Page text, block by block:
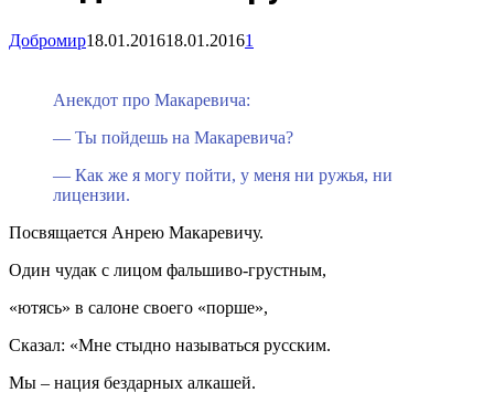
Добромир18.01.201618.01.20161
Анекдот про Макаревича:
— Ты пойдешь на Макаревича?
— Как же я могу пойти, у меня ни ружья, ни
лицензии.
Посвящается Анрею Макаревичу.
Один чудак с лицом фальшиво-грустным,
«ютясь» в салоне своего «порше»,
Сказал: «Мне стыдно называться русским.
Мы – нация бездарных алкашей.